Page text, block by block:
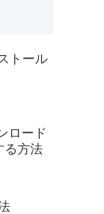
トール
ロード
る方法